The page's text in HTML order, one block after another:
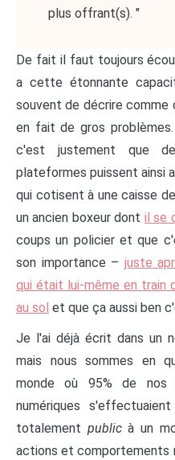
plus offrant(s). "
De fait il faut toujours
a cette étonnante
souvent de décrire
en fait de gros
c'est justement que
plateformes puissent ainsi
qui cotisent à une caisse
un ancien boxeur dont il se
coups un policier et que
son importance – juste
qui était lui-même en train
au sol et que ça aussi ben
Je l'ai déjà écrit dans un
mais nous sommes en
monde où 95% de nos
numériques
totalement publicà un
actions et comportements